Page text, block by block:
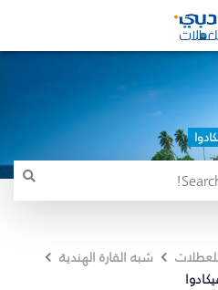
شبه القارة الهندية